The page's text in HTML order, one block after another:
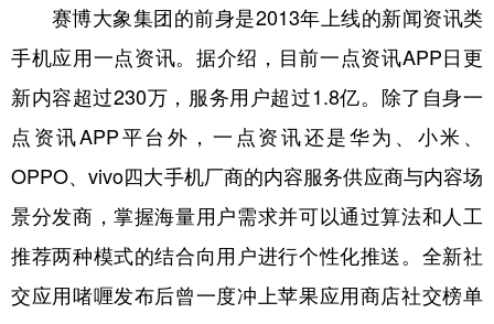
赛博大象集团的前身是2013年上线的新闻资讯类
手机应用一点资讯。据介绍，目前一点资讯APP日更
新内容超过230万，服务用户超过1.8亿。除了自身一
点资讯APP平台外，一点资讯还是华为、小米、
OPPO、vivo四大手机厂商的内容服务供应商与内容场
景分发商，掌握海量用户需求并可以通过算法和人工
推荐两种模式的结合向用户进行个性化推送。全新社
交应用啫喱发布后曾一度冲上苹果应用商店社交榜单